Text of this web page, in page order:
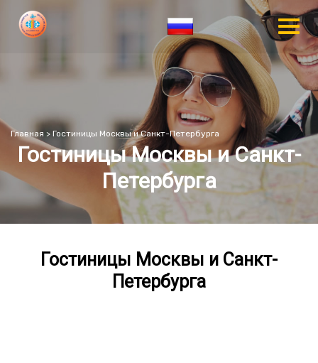
Главная > Гостиницы Москвы и Санкт-Петербурга
Гостиницы Москвы и Санкт-
Петербурга
Гостиницы Москвы и Санкт-
Петербурга